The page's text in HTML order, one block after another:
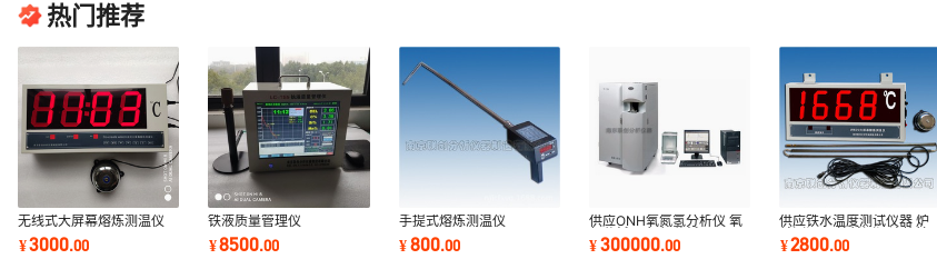
热门推荐
无线式大屏幕熔炼测温仪
¥3000.00
铁液质量管理仪
¥8500.00
手提式熔炼测温仪
¥800.00
供应ONH氧氮氢分析仪 氧
氢分析仪 氮氧分析仪
¥300000.00
供应铁水温度测试仪器 炉
前测温仪 炉前测温冶炼铸
造厂家用测温仪
¥2800.00